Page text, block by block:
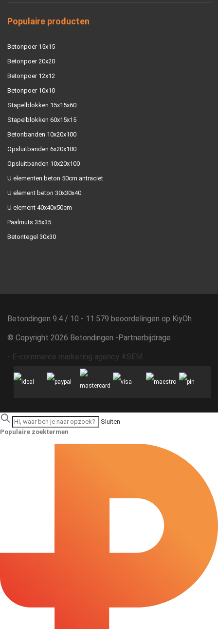
Populaire producten
Betonpoer 15x15
Betonpoer 20x20
Betonpoer 12x12
Betonpoer 10x10
Stapelblokken 15x15x60
Stapelblokken 60x15x15
Betonbanden 10x20x100
Opsluitbanden 6x20x100
Opsluitbanden 10x20x100
U elementen beton 50cm antraciet
U element beton 30x30x40
U element 40x40x50cm
Paalmuts 35x35
Betontegel 30x30
Betondingen 9.4 / 10 - 11.579 beoordelingen op KiyOh
© Copyright 2026 Betondingen -Partnerbijdrage
- E-commerce marketing agency #SEM
Sluiten
Populaire zoektermen